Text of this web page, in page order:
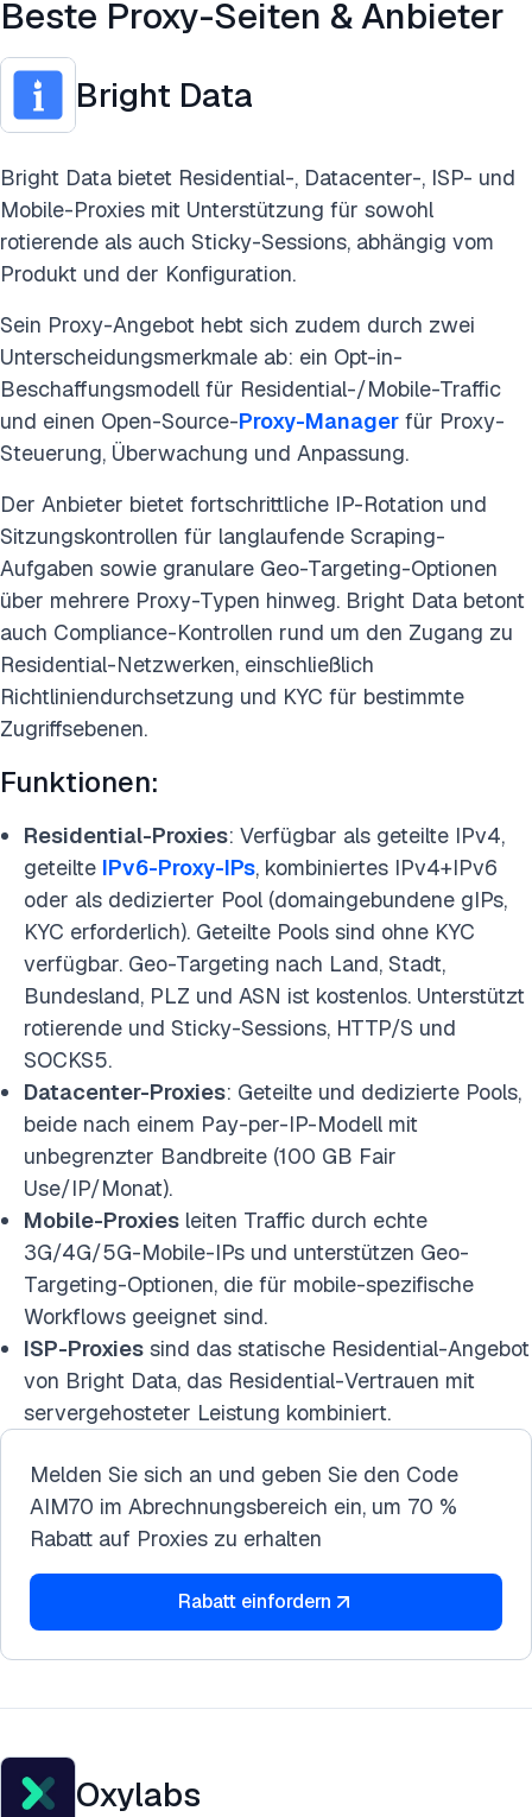
Beste Proxy-Seiten & Anbieter
Bright Data
Bright Data bietet Residential-, Datacenter-, ISP- und
Mobile-Proxies mit Unterstützung für sowohl
rotierende als auch Sticky-Sessions, abhängig vom
Produkt und der Konfiguration.
Sein Proxy-Angebot hebt sich zudem durch zwei
Unterscheidungsmerkmale ab: ein Opt-in-
Beschaffungsmodell für Residential-/Mobile-Traffic
und einen Open-Source-Proxy-Manager für Proxy-
Steuerung, Überwachung und Anpassung.
Der Anbieter bietet fortschrittliche IP-Rotation und
Sitzungskontrollen für langlaufende Scraping-
Aufgaben sowie granulare Geo-Targeting-Optionen
über mehrere Proxy-Typen hinweg. Bright Data betont
auch Compliance-Kontrollen rund um den Zugang zu
Residential-Netzwerken, einschließlich
Richtliniendurchsetzung und KYC für bestimmte
Zugriffsebenen.
Funktionen:
Residential-Proxies: Verfügbar als geteilte IPv4,
geteilte IPv6-Proxy-IPs, kombiniertes IPv4+IPv6
oder als dedizierter Pool (domaingebundene gIPs,
KYC erforderlich). Geteilte Pools sind ohne KYC
verfügbar. Geo-Targeting nach Land, Stadt,
Bundesland, PLZ und ASN ist kostenlos. Unterstützt
rotierende und Sticky-Sessions, HTTP/S und
SOCKS5.
Datacenter-Proxies: Geteilte und dedizierte Pools,
beide nach einem Pay-per-IP-Modell mit
unbegrenzter Bandbreite (100 GB Fair
Use/IP/Monat).
Mobile-Proxies leiten Traffic durch echte
3G/4G/5G-Mobile-IPs und unterstützen Geo-
Targeting-Optionen, die für mobile-spezifische
Workflows geeignet sind.
ISP-Proxies sind das statische Residential-Angebot
von Bright Data, das Residential-Vertrauen mit
servergehosteter Leistung kombiniert.
Melden Sie sich an und geben Sie den Code
AIM70 im Abrechnungsbereich ein, um 70 %
Rabatt auf Proxies zu erhalten
Rabatt einfordern
Oxylabs